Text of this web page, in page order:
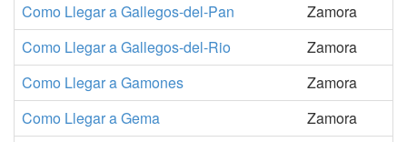
Como Llegar a Gallegos-del-Pan
Zamora
Como Llegar a Gallegos-del-Rio
Zamora
Como Llegar a Gamones
Zamora
Como Llegar a Gema
Zamora